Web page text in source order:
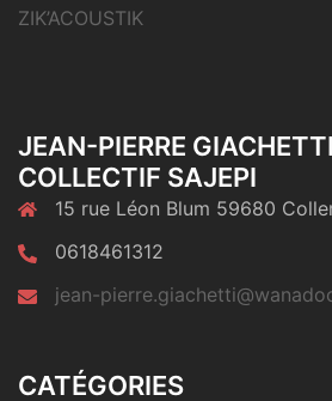
ZIK’ACOUSTIK
JEAN-PIERRE
COLLECTIF SAJEPI
15 rue Léon Blum 59680
0618461312
jean-
CATÉGORIES